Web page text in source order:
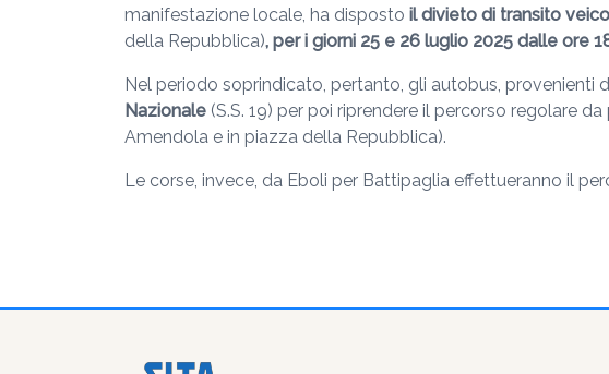
manifestazione locale, ha disposto il divieto di transito
della Repubblica), per i giorni 25 e 26 luglio 2025 dalle ore
Nel periodo soprindicato, pertanto, gli autobus, provenienti
Nazionale (S.S. 19) per poi riprendere il percorso regolare
Amendola e in piazza della Repubblica).
Le corse, invece, da Eboli per Battipaglia effettueranno il